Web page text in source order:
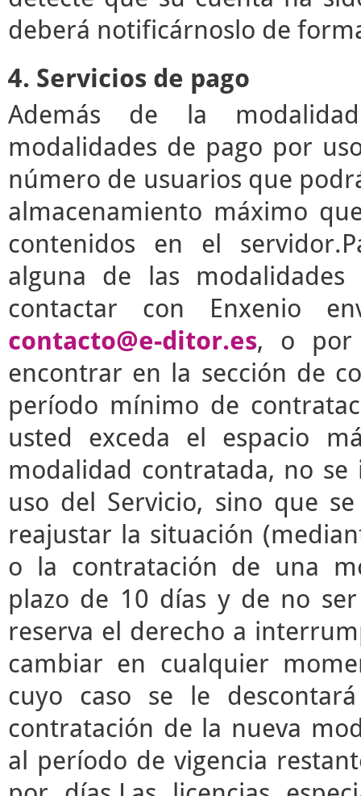
deberá notificárnoslo de
4. Servicios de pago
Además de la
modalidades de pago por
número de usuarios que
almacenamiento máximo
contenidos en el
alguna de las
contactar con Enxenio
contacto@e-ditor.es, o por
encontrar en la sección de
período mínimo de
usted exceda el espacio
modalidad contratada, no
uso del Servicio, sino que
reajustar la situación
o la contratación de una
plazo de 10 días y de no
reserva el derecho a
cambiar en cualquier
cuyo caso se le
contratación de la nueva
al período de vigencia